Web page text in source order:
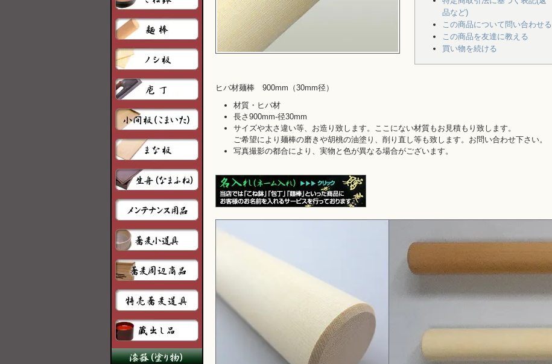
品など)
この商品について問い合わせる
この商品を友達に教える
買い物を続ける
ヒバ材麺棒 900mm（30mm径）
材質・ヒバ材
長さ900mm-径30mm
サイズや太さ違い等、お造り致します。ここにない材質もお見積もり致します。
ご希望により麺棒の磨きや胡桃の油塗り、削り直し等も致します。お問い合わせ下さい。
写真撮影の都合により、実物と色が異なる場合がございます。